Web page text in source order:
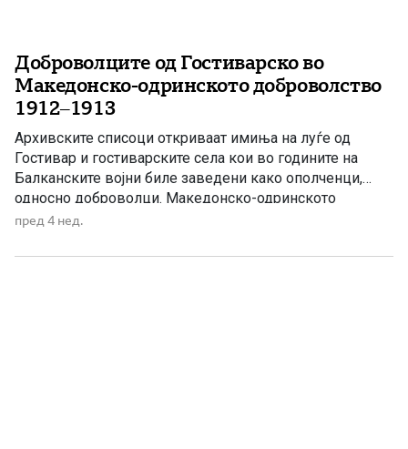
Доброволците од Гостиварско во
Македонско-одринското доброволство
1912–1913
Архивските списоци откриваат имиња на луѓе од
Гостивар и гостиварските села кои во годините на
Балканските војни биле заведени како ополченци,
односно доброволци. Македонско-одринското
доброволство, во бугарската историографија познато
воена формација во рамките на бугарската армија за
пред 4 нед.